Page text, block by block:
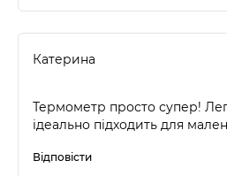
Катерина
Термометр просто супер!
ідеально підходить для
Відповісти